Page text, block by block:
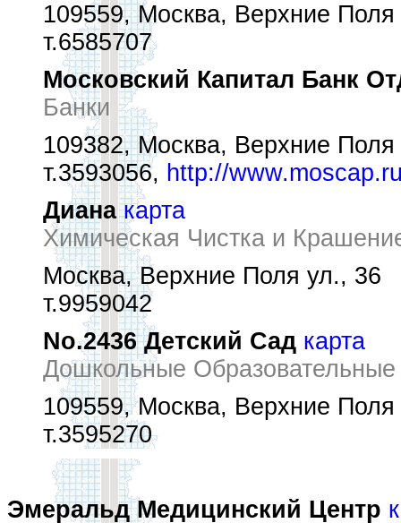
109559, Москва, Верхние Поля
т.6585707
Московский Капитал Банк
Банки
109382, Москва, Верхние Поля
т.3593056, http://
Диана карта
Химическая Чистка и
Москва, Верхние Поля ул., 36
т.9959042
No.2436 Детский Сад карта
Дошкольные
109559, Москва, Верхние
т.3595270
Эмеральд Медицинский Центр